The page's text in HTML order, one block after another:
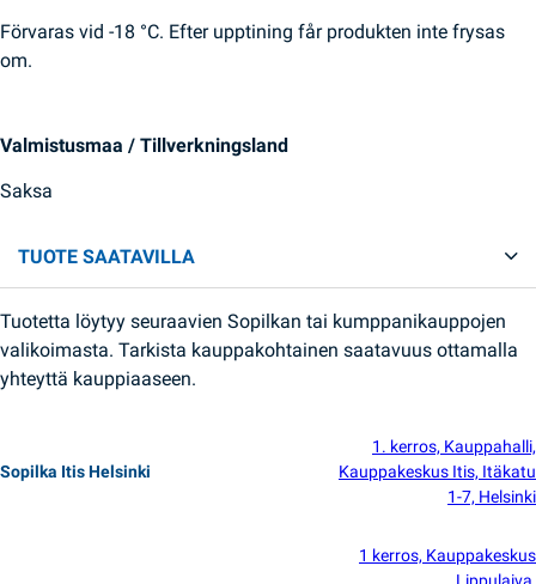
Förvaras vid -18 °C. Efter upptining får produkten inte frysas
om.
Valmistusmaa / Tillverkningsland
Saksa
TUOTE SAATAVILLA
Tuotetta löytyy seuraavien Sopilkan tai kumppanikauppojen
valikoimasta. Tarkista kauppakohtainen saatavuus ottamalla
yhteyttä kauppiaaseen.
Sopilka Itis Helsinki
1. kerros, Kauppahalli,
Kauppakeskus Itis, Itäkatu
1-7, Helsinki
1 kerros, Kauppakeskus